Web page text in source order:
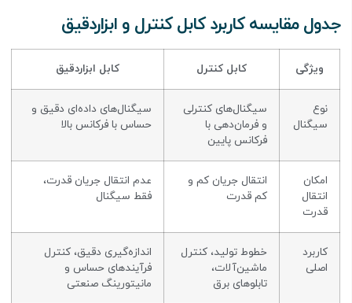
جدول مقایسه کاربرد کابل کنترل و ابزاردقیق
ویژگی کابل کنترل کابل ابزاردقیق
نوع
سیگنال
سیگنال‌های کنترلی
و فرمان‌دهی با
فرکانس پایین
سیگنال‌های داده‌ای دقیق و
حساس با فرکانس بالا
امکان
انتقال
قدرت
انتقال جریان کم و
کم قدرت
عدم انتقال جریان قدرت،
فقط سیگنال
کاربرد
اصلی
خطوط تولید، کنترل
ماشین‌آلات،
تابلوهای برق
اندازه‌گیری دقیق، کنترل
فرآیندهای حساس و
مانیتورینگ صنعتی